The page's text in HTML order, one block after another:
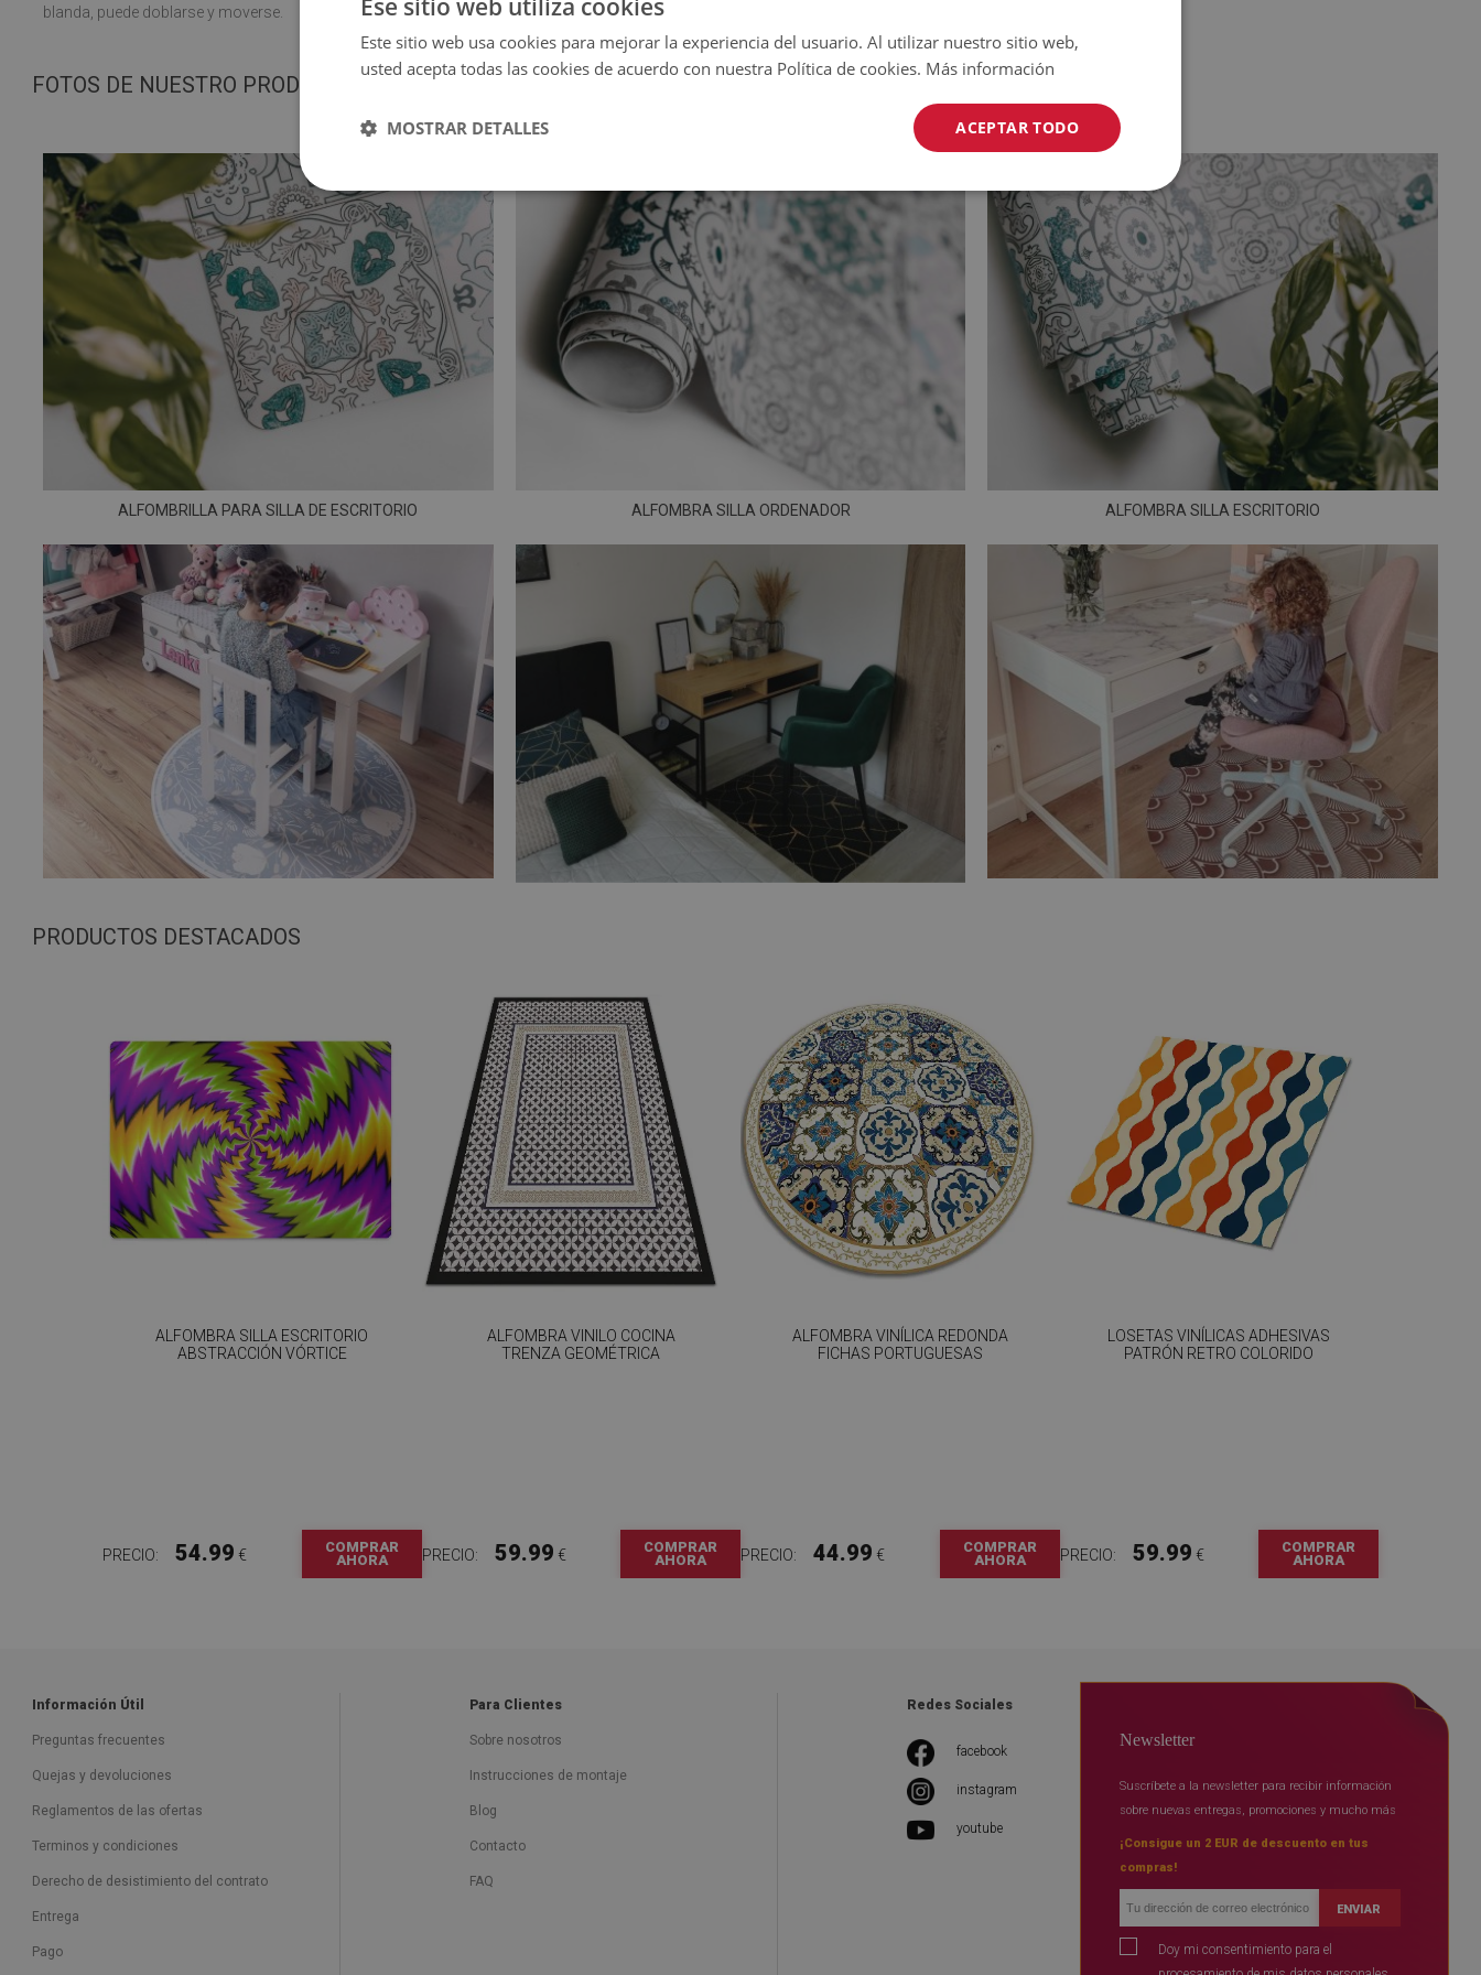
blanda, puede doblarse y moverse.
FOTOS DE NUESTRO PRODUCTO
ALFOMBRILLA PARA SILLA DE ESCRITORIO ALFOMBRA SILLA ORDENADOR ALFOMBRA SILLA ESCRITORIO
PRODUCTOS DESTACADOS
ALFOMBRA SILLA ESCRITORIO
ABSTRACCIÓN VÓRTICE
PRECIO: 54.99 €
COMPRAR
AHORA
ALFOMBRA VINILO COCINA
TRENZA GEOMÉTRICA
PRECIO: 59.99 €
COMPRAR
AHORA
ALFOMBRA VINÍLICA REDONDA
FICHAS PORTUGUESAS
PRECIO: 44.99 €
COMPRAR
AHORA
LOSETAS VINÍLICAS ADHESIVAS
PATRÓN RETRO COLORIDO
PRECIO: 59.99 €
COMPRAR
AHORA
Información Útil
Preguntas frecuentes
Quejas y devoluciones
Reglamentos de las ofertas
Terminos y condiciones
Derecho de desistimiento del contrato
Entrega
Pago
Para Clientes
Sobre nosotros
Instrucciones de montaje
Blog
Contacto
FAQ
Redes Sociales
facebook
instagram
youtube
Newsletter
Suscríbete a la newsletter para recibir información
sobre nuevas entregas, promociones y mucho más
¡Consigue un 2 EUR de descuento en tus
compras!
ENVIAR
Doy mi consentimiento para el
Este sitio web usa cookies para mejorar la experiencia del usuario. Al utilizar nuestro sitio web,
usted acepta todas las cookies de acuerdo con nuestra Política de cookies. Más información
ACEPTAR TODO
MOSTRAR DETALLES